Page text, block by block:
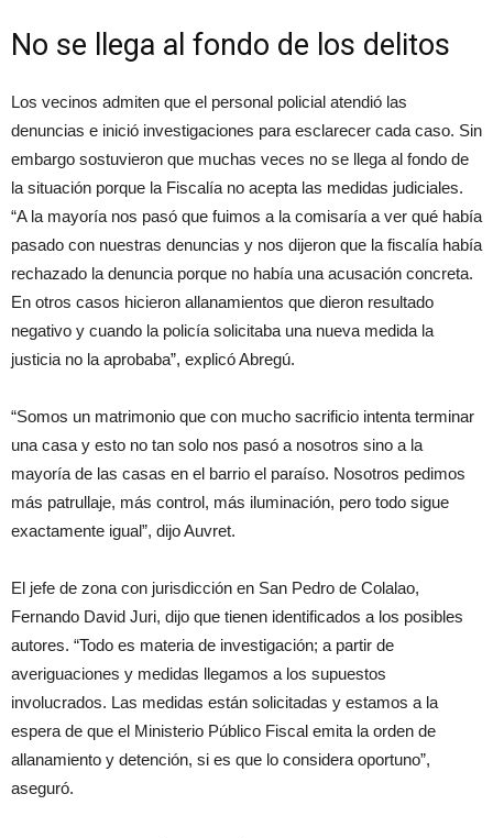
No se llega al fondo de los delitos
Los vecinos admiten que el personal policial atendió las
denuncias e inició investigaciones para esclarecer cada caso. Sin
embargo sostuvieron que muchas veces no se llega al fondo de
la situación porque la Fiscalía no acepta las medidas judiciales.
“A la mayoría nos pasó que fuimos a la comisaría a ver qué había
pasado con nuestras denuncias y nos dijeron que la fiscalía había
rechazado la denuncia porque no había una acusación concreta.
En otros casos hicieron allanamientos que dieron resultado
negativo y cuando la policía solicitaba una nueva medida la
justicia no la aprobaba”, explicó Abregú.
“Somos un matrimonio que con mucho sacrificio intenta terminar
una casa y esto no tan solo nos pasó a nosotros sino a la
mayoría de las casas en el barrio el paraíso. Nosotros pedimos
más patrullaje, más control, más iluminación, pero todo sigue
exactamente igual”, dijo Auvret.
El jefe de zona con jurisdicción en San Pedro de Colalao,
Fernando David Juri, dijo que tienen identificados a los posibles
autores. “Todo es materia de investigación; a partir de
averiguaciones y medidas llegamos a los supuestos
involucrados. Las medidas están solicitadas y estamos a la
espera de que el Ministerio Público Fiscal emita la orden de
allanamiento y detención, si es que lo considera oportuno”,
aseguró.